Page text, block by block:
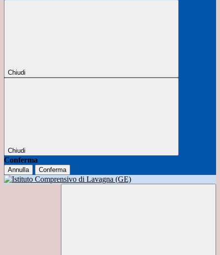
Chiudi
Chiudi
Conferma
Annulla Conferma